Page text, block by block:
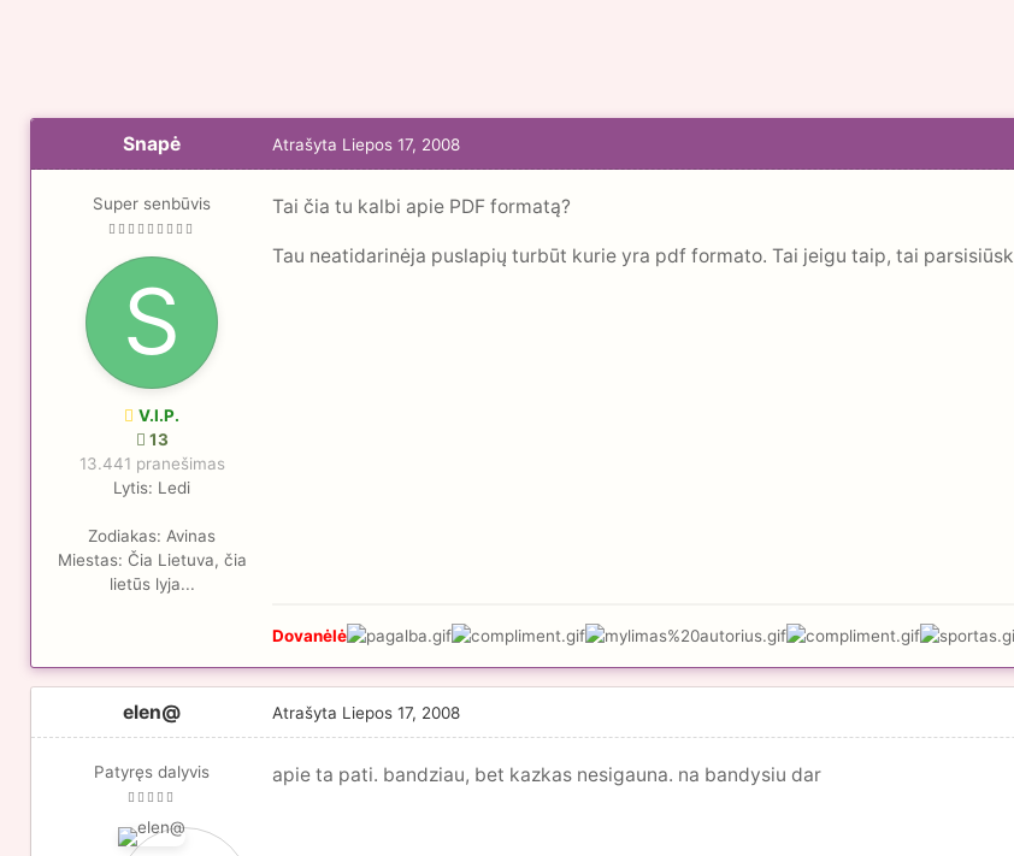
Snapė
Super senbūvis
V.I.P.
13
13.441 pranešimas
Lytis: Ledi
Zodiakas: Avinas
Miestas: Čia Lietuva, čia
lietūs lyja...
Atrašyta Liepos 17, 2008
Tai čia tu kalbi apie PDF formatą?
Tau neatidarinėja puslapių turbūt kurie yra pdf formato. Tai jeigu taip, tai parsisiūsk
Dovanėlė
elen@
Patyręs dalyvis
Atrašyta Liepos 17, 2008
apie ta pati. bandziau, bet kazkas nesigauna. na bandysiu dar